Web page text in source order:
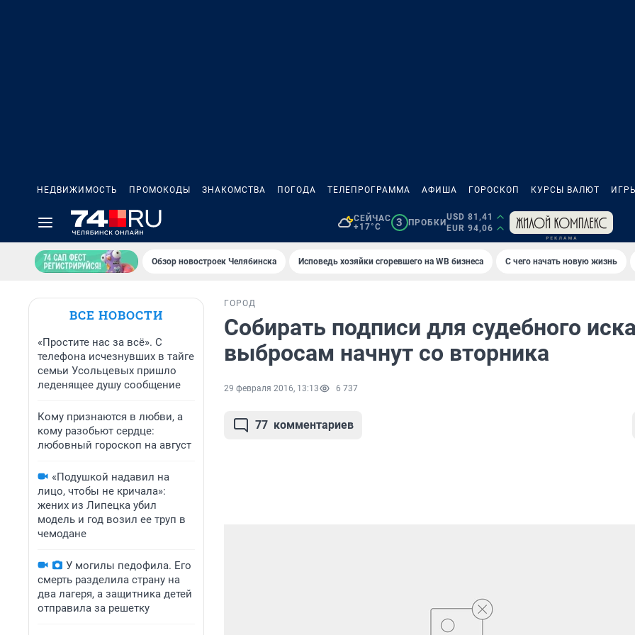
НЕДВИЖИМОСТЬ ПРОМОКОДЫ ЗНАКОМСТВА ПОГОДА ТЕЛЕПРОГРАММА АФИША ГОРОСКОП КУРСЫ ВАЛЮТ
СЕЙЧАС
+17°C
3 ПРОБКИ
USD 81,41
EUR 94,06
Обзор новостроек Челябинска Исповедь хозяйки сгоревшего на WB бизнеса С чего начать новую жизнь
ВСЕ НОВОСТИ
«Простите нас за всё». С
телефона исчезнувших в тайге
семьи Усольцевых пришло
леденящее душу сообщение
Кому признаются в любви, а
кому разобьют сердце:
любовный гороскоп на август
«Подушкой надавил на
лицо, чтобы не кричала»:
жених из Липецка убил
модель и год возил ее труп в
чемодане
У могилы педофила. Его
смерть разделила страну на
два лагеря, а защитника детей
отправила за решетку
ГОРОД
Собирать подписи для судебного
выбросам начнут со вторника
29 февраля 2016, 13:13 6 737
77 комментариев